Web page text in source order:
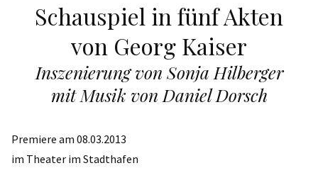
Schauspiel in fünf Akten
von Georg Kaiser
Inszenierung von Sonja Hilberger
mit Musik von Daniel Dorsch
Premiere am 08.03.2013
im Theater im Stadthafen